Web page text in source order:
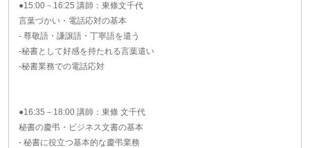
●15:00－16:25 講師：東條文千代
言葉づかい・電話応対の基本
- 尊敬語・謙譲語・丁寧語を遣う
-秘書として好感を持たれる言葉遣い
-秘書業務での電話応対
●16:35－18:00 講師：東條 文千代
秘書の慶弔・ビジネス文書の基本
- 秘書に役立つ基本的な慶弔業務